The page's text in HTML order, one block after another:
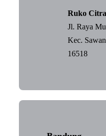
Ruko
Jl. Raya
Kec.
16518